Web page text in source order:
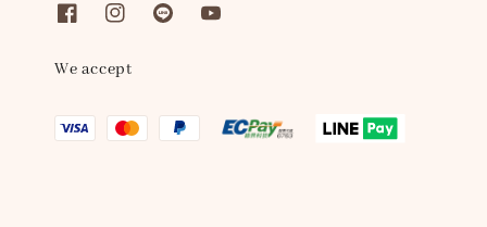
We accept